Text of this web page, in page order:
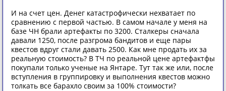
И на счет цен. Денег катастрофически нехватает по
сравнению с первой частью. В самом начале у меня на
базе ЧН брали артефакты по 3200. Сталкеры сначала
давали 1250, после разгрома бандитов и еще пары
квестов вдруг стали давать 2500. Как мне продать их за
реальную стоимость? В ТЧ по реальной цене артефактфы
покупали только ученые на Янтаре. Тут так же или, после
вступления в группировку и выполнения квестов можно
толкать все барахло своим за 100% стоимости?